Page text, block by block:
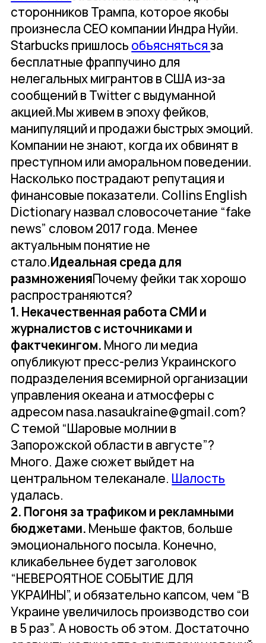
сторонников Трампа, которое якобы
произнесла CEO компании Индра Нуйи.
Starbucks пришлось объяснятьсяза
бесплатные фраппучино для
нелегальных мигрантов в США из-за
сообщений в Twitter с выдуманной
акцией.Мы живем в эпоху фейков,
манипуляций и продажи быстрых эмоций.
Компании не знают, когда их обвинят в
преступном или аморальном поведении.
Насколько пострадают репутация и
финансовые показатели. Collins English
Dictionary назвал словосочетание “fake
news” словом 2017 года. Менее
актуальным понятие не
стало.Идеальная среда для
размноженияПочему фейки так хорошо
распространяются?
1. Некачественная работа СМИ и
журналистов с источниками и
фактчекингом. Много ли медиа
опубликуют пресс-релиз Украинского
подразделения всемирной организации
управления океана и атмосферы с
адресом nasa.nasaukraine@gmail.com?
С темой “Шаровые молнии в
Запорожской области в августе”?
Много. Даже сюжет выйдет на
центральном телеканале. Шалость
удалась.
2. Погоня за трафиком и рекламными
бюджетами. Меньше фактов, больше
эмоционального посыла. Конечно,
кликабельнее будет заголовок
“НЕВЕРОЯТНОЕ СОБЫТИЕ ДЛЯ
УКРАИНЫ”, и обязательно капсом, чем “В
Украине увеличилось производство сои
в 5 раз”. А новость об этом. Достаточно